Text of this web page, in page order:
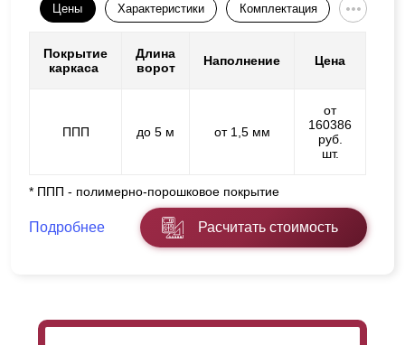
Цены Характеристики Комплектация
Покрытие
каркаса
Длина
ворот
Наполнение Цена
ППП до 5 м от 1,5 мм
от
160386
руб.
шт.
* ППП - полимерно-порошковое покрытие
Подробнее Расчитать стоимость